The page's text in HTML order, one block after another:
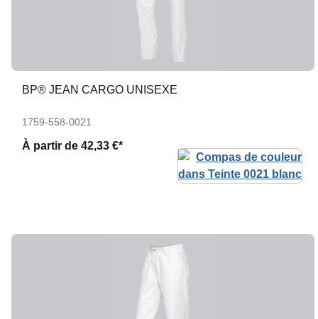
BP® JEAN CARGO UNISEXE
1759-558-0021
À partir de 42,33 €*